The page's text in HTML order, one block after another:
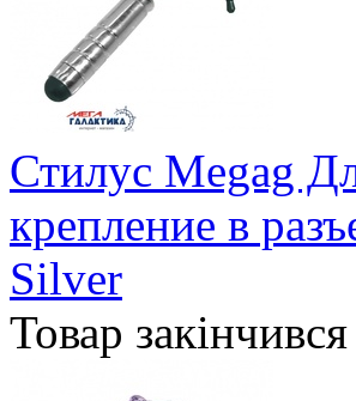
Стилус Megag
крепление в
Silver
Товар закінчився